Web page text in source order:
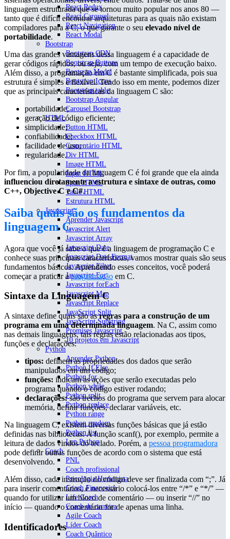
React Redux
React Carousel
React Navigation
React Modal
Bootstrap
Bootstrap CDN
Bootstrap Buttons
Bootsrap Modal
Bootstrap Icons
Bootstrap table
Bootstrap Angular
Carousel Bootstrap
HTML
Button HTML
Checkbox HTML
Comentário HTML
Div HTML
Image HTML
Input HTML
Span HTML
Table HTML
Estrutura HTML
Javascript
Aprender Javascript
Javascript Alert
Javascript Array
Javascript Date
Javascript Date Format
Javascript Filter
Javascript For
Javascript forEach
Javascript Map
Javascript Replace
JavaScript Split
JavaScript Substring
Promises Javascript
10 projetos em Javascript
Python
Aprender Python
Python If Else
Python for
Python while
Python split
Python replace
Python range
Python random
Python list
Len Python
Coach
PNL
Coach profissional
Psicologia Humanista
Coach Financeiro
Life Coach
Coach de carreira
Agile Coach
Líder Coach
Coach Quântico
linguagem estruturada que se tornou muito popular nos anos 80 —
tanto que é difícil encontrar arquiteturas para as quais não existam
compiladores para a C, o que garante o seu elevado nível de
portabilidade.
Uma das grandes vantagens dessa linguagem é a capacidade de
gerar códigos rápidos, ou seja, com um tempo de execução baixo.
Além disso, a programação em C é bastante simplificada, pois sua
estrutura é simples e flexível. Tendo isso em mente, podemos dizer
que as principais características da linguagem C são:
portabilidade;
geração de código eficiente;
simplicidade;
confiabilidade;
facilidade de uso;
regularidade.
Por fim, a popularidade da linguagem C é foi grande que ela ainda
influenciou diretamente a estrutura e sintaxe de outras, como
C++, Objective C e C#.
Saiba quais são os fundamentos da
linguagem C
Agora que você já sabe o que é a linguagem de programação C e
conhece suas principais características, vamos mostrar quais são seus
fundamentos básicos. Aprendendo esses conceitos, você poderá
começar a praticar aprogramação em C.
Sintaxe da Linguagem C
A sintaxe define quais são asregras para a construção de um
programa em uma determinada linguagem. Na C, assim como
nas demais linguagens, tais regras estão relacionadas aos tipos,
funções e declarações:
tipos: definem as propriedades dos dados que serão
manipulados em um código;
funções: indicam as ações que serão executadas pelo
programa quando o código estiver rodando;
declarações:são trechos do programa que servem para alocar
memória, definir funções, declarar variáveis, etc.
Na linguagem C, existem diversas funções básicas que já estão
definidas nas bibliotecas. A função scanf(), por exemplo, permite a
leitura de dados vindos do teclado. Porém, a pessoa programadora
pode definir outras funções de acordo com o sistema que está
desenvolvendo.
Além disso, cada instrução do código deve ser finalizada com “;”. Já
para inserir comentários, é necessário colocá-los entre “/*” e “*/” —
quando for utilizar um bloco de comentário — ou inserir “//” no
início — quando o comentário for de apenas uma linha.
Identificadores